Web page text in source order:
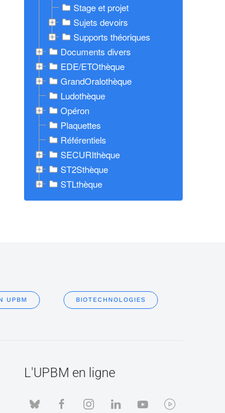
Stage et projet
Sujets devoirs
Supports théoriques
Documents divers
EDE/ETOthèque
GrandOralothèque
Ludothèque
Opéron
Plaquettes
Référentiels
SECURIthèque
ST2Sthèque
STLthèque
UPBM BIOTECHNOLOGIES
L'UPBM en ligne